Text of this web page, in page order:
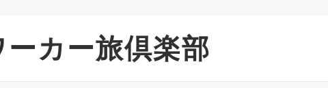
カー旅倶楽部